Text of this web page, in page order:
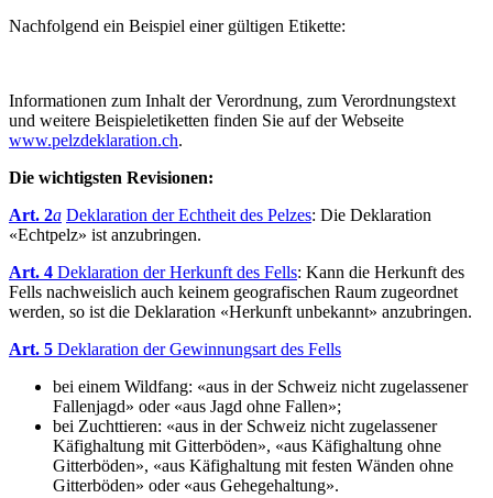
Nachfolgend ein Beispiel einer gültigen Etikette:
Informationen zum Inhalt der Verordnung, zum Verordnungstext
und weitere Beispieletiketten finden Sie auf der Webseite
www.pelzdeklaration.ch.
Die wichtigsten Revisionen:
Art. 2a Deklaration der Echtheit des Pelzes: Die Deklaration
«Echtpelz» ist anzubringen.
Art. 4 Deklaration der Herkunft des Fells: Kann die Herkunft des
Fells nachweislich auch keinem geografischen Raum zugeordnet
werden, so ist die Deklaration «Herkunft unbekannt» anzubringen.
Art. 5 Deklaration der Gewinnungsart des Fells
bei einem Wildfang: «aus in der Schweiz nicht zugelassener
Fallenjagd» oder «aus Jagd ohne Fallen»;
bei Zuchttieren: «aus in der Schweiz nicht zugelassener
Käfighaltung mit Gitterböden», «aus Käfighaltung ohne
Gitterböden», «aus Käfighaltung mit festen Wänden ohne
Gitterböden» oder «aus Gehegehaltung».